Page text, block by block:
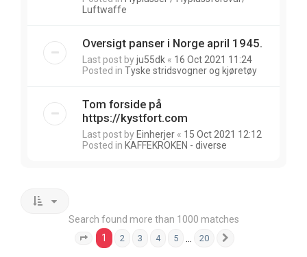
Luftwaffe
Oversigt panser i Norge april 1945.
Last post byju55dk « 16 Oct 2021 11:24
Posted in Tyske stridsvogner og kjøretøy
Tom forside på
https://kystfort.com
Last post by Einherjer « 15 Oct 2021 12:12
Posted in KAFFEKROKEN - diverse
Search found more than 1000 matches
Page 1 of 20
1 2 3 4 5 20